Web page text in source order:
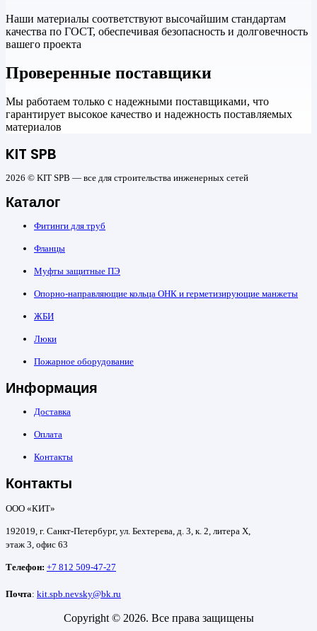
Наши материалы соответствуют высочайшим стандартам
качества по ГОСТ, обеспечивая безопасность и долговечность
вашего проекта
Проверенные поставщики
Мы работаем только с надежными поставщиками, что
гарантирует высокое качество и надежность поставляемых
материалов
KIT SPB
2026 © KIT SPB — все для строительства инженерных сетей
Каталог
Фитинги для труб
Фланцы
Муфты защитные ПЭ
Опорно-направляющие кольца ОНК и герметизирующие манжеты
ЖБИ
Люки
Пожарное оборудование
Информация
Доставка
Оплата
Контакты
Контакты
ООО «КИТ»
192019, г. Санкт-Петербург, ул. Бехтерева, д. 3, к. 2, литера Х,
этаж 3, офис 63
Телефон: +7 812 509-47-27
Почта: kit.spb.nevsky@bk.ru
Copyright © 2026. Все права защищены